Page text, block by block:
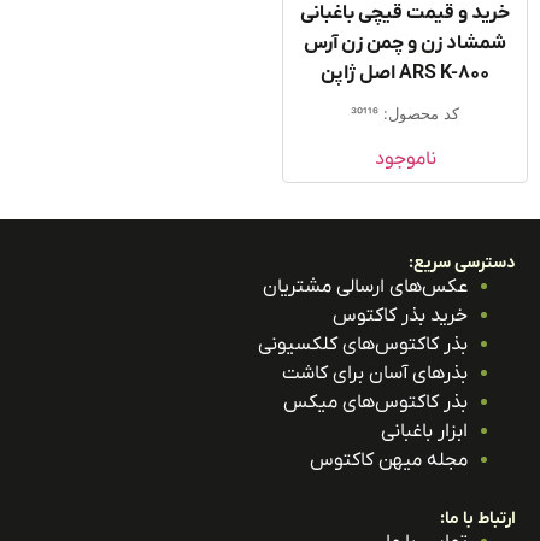
و قیمت قیچی باغبانی
زن و چمن زن آرس
ARS K-800 اصل ژاپن
کد محصول: 30116
ناموجود
سریع:
عکس‌های ارسالی مشتریان
خرید بذر کاکتوس
بذر کاکتوس‌های کلکسیونی
بذرهای آسان برای کاشت
بذر کاکتوس‌های میکس
ابزار باغبانی
مجله میهن کاکتوس
با ما: